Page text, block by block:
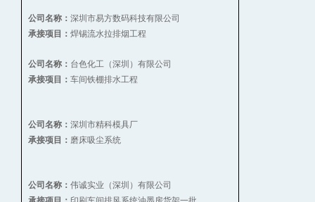
公司名称： 深圳市易方数码科技有限公司
承接项目： 焊锡流水拉排烟工程
公司名称： 台色化工（深圳）有限公司
承接项目： 车间铁棚排水工程
公司名称： 深圳市精科模具厂
承接项目： 磨床吸尘系统
公司名称： 伟诚实业（深圳）有限公司